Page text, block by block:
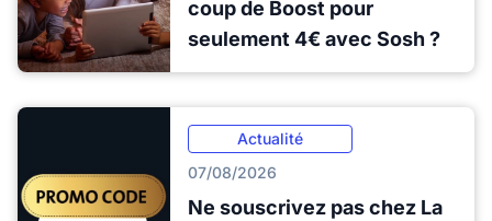
coup de Boost pour
seulement 4€ avec Sosh ?
Actualité
07/08/2026
Ne souscrivez pas chez La